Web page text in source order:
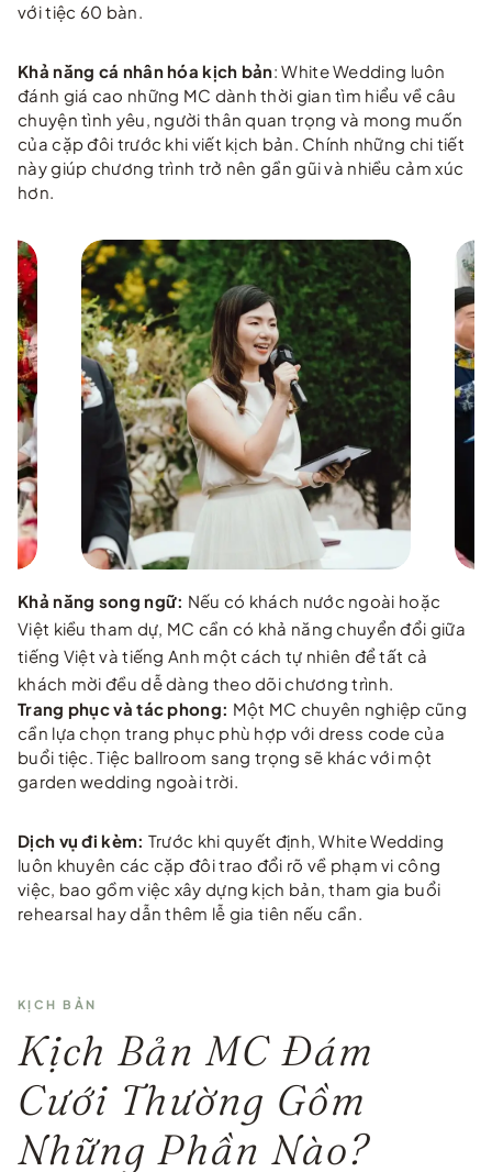
với tiệc 60 bàn.
Khả năng cá nhân hóa kịch bản: White Wedding luôn
đánh giá cao những MC dành thời gian tìm hiểu về câu
chuyện tình yêu, người thân quan trọng và mong muốn
của cặp đôi trước khi viết kịch bản. Chính những chi tiết
này giúp chương trình trở nên gần gũi và nhiều cảm xúc
hơn.
Khả năng song ngữ: Nếu có khách nước ngoài hoặc
Việt kiều tham dự, MC cần có khả năng chuyển đổi giữa
tiếng Việt và tiếng Anh một cách tự nhiên để tất cả
khách mời đều dễ dàng theo dõi chương trình.
Trang phục và tác phong: Một MC chuyên nghiệp cũng
cần lựa chọn trang phục phù hợp với dress code của
buổi tiệc. Tiệc ballroom sang trọng sẽ khác với một
garden wedding ngoài trời.
Dịch vụ đi kèm: Trước khi quyết định, White Wedding
luôn khuyên các cặp đôi trao đổi rõ về phạm vi công
việc, bao gồm việc xây dựng kịch bản, tham gia buổi
rehearsal hay dẫn thêm lễ gia tiên nếu cần.
KỊCH BẢN
Kịch Bản MC Đám
Cưới Thường Gồm
Những Phần Nào?